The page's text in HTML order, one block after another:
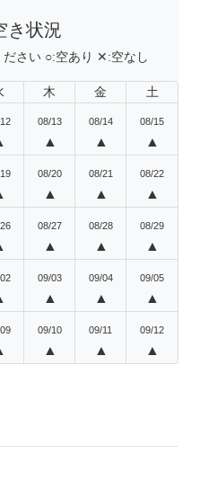
き状況
ださい ○:空あり ✕:空なし
木 金 土
08/13
▲
08/14
▲
08/15
▲
08/20
▲
08/21
▲
08/22
▲
08/27
▲
08/28
▲
08/29
▲
09/03
▲
09/04
▲
09/05
▲
09/10
▲
09/11
▲
09/12
▲